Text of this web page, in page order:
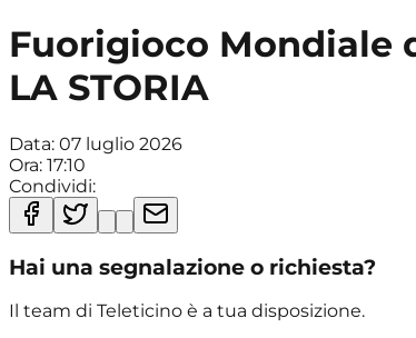
Fuorigioco Mondiale
LA STORIA
Data: 07 luglio 2026
Ora: 17:10
Condividi:
Hai una segnalazione o richiesta?
Il team di Teleticino è a tua disposizione.